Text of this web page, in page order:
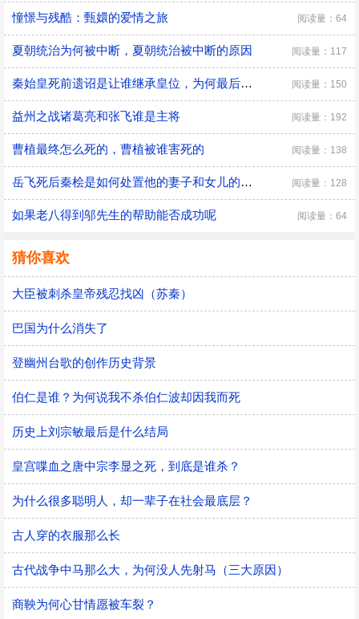
憧憬与残酷：甄嬛的爱情之旅 阅读量：64
夏朝统治为何被中断，夏朝统治被中断的原因 阅读量：117
秦始皇死前遗诏是让谁继承皇位，为何最后是胡亥继位 阅读量：150
益州之战诸葛亮和张飞谁是主将 阅读量：192
曹植最终怎么死的，曹植被谁害死的 阅读量：138
​岳飞死后秦桧是如何处置他的妻子和女儿的，秦桧怎么处置岳飞家人的 阅读量：128
如果老八得到邬先生的帮助能否成功呢 阅读量：64
猜你喜欢
大臣被刺杀皇帝残忍找凶（苏秦）
巴国为什么消失了
登幽州台歌的创作历史背景
伯仁是谁？为何说我不杀伯仁波却因我而死
历史上刘宗敏最后是什么结局
皇宫喋血之唐中宗李显之死，到底是谁杀？
为什么很多聪明人，却一辈子在社会最底层？
古人穿的衣服那么长
古代战争中马那么大，为何没人先射马（三大原因）
商鞅为何心甘情愿被车裂？